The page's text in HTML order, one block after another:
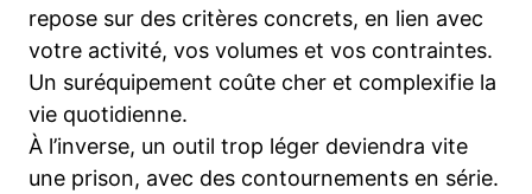
repose sur des critères concrets, en lien avec
votre activité, vos volumes et vos contraintes.
Un suréquipement coûte cher et complexifie la
vie quotidienne.
À l’inverse, un outil trop léger deviendra vite
une prison, avec des contournements en série.